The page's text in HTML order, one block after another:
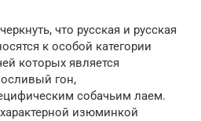
что русская и русская
к особой категории
которых является
гон,
собачьим лаем.
изюминкой